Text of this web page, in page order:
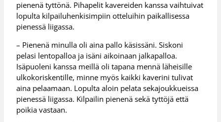
pienenä tyttönä. Pihapelit kavereiden kanssa vaihtuivat
lopulta kilpailuhenkisimpiin otteluihin paikallisessa
pienessä liigassa.
– Pienenä minulla oli aina pallo käsissäni. Siskoni
pelasi lentopalloa ja isäni aikoinaan jalkapalloa.
Isäpuoleni kanssa meillä oli tapana mennä läheisille
ulkokoriskentille, minne myös kaikki kaverini tulivat
aina pelaamaan. Lopulta aloin pelata sekajoukkueissa
pienessä liigassa. Kilpailin pienenä sekä tyttöjä että
poikia vastaan.